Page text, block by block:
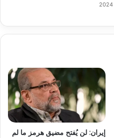
إيران: لن يُفتح مضيق هرمز ما لم